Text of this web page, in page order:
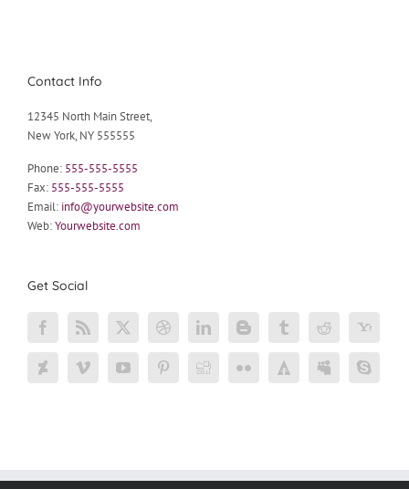
Contact Info
12345 North Main Street,
New York, NY 555555
Phone: 555-555-5555
Fax: 555-555-5555
Email: info@yourwebsite.com
Web:Yourwebsite.com
Get Social